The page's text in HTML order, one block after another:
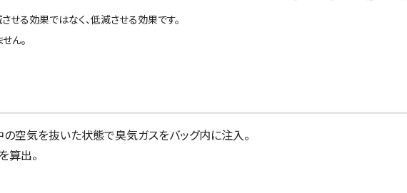
せる効果ではなく、低減させる効果です。
ん。
の空気を抜いた状態で臭気ガスをバッグ内に注入。
算出。